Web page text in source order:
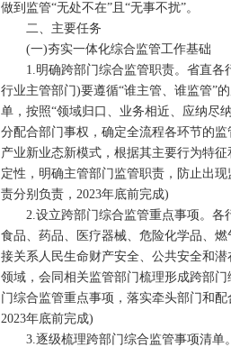
做到监管“无处不在”且“无事不扰”。
二、主要任务
(一)夯实一体化综合监管工作基础
1.明确跨部门综合监管职责。省直各
行业主管部门)要遵循“谁主管、谁监管”
单，按照“领域归口、业务相近、应纳尽
分配合部门事权，确定全流程各环节的
产业新业态新模式，根据其主要行为特
定性，明确主管部门监管职责，防止出
责分别负责，2023年底前完成)
2.设立跨部门综合监管重点事项。各
食品、药品、医疗器械、危险化学品、
接关系人民生命财产安全、公共安全和
领域，会同相关监管部门梳理形成跨部
门综合监管重点事项，落实牵头部门和
2023年底前完成)
3.逐级梳理跨部门综合监管事项清单